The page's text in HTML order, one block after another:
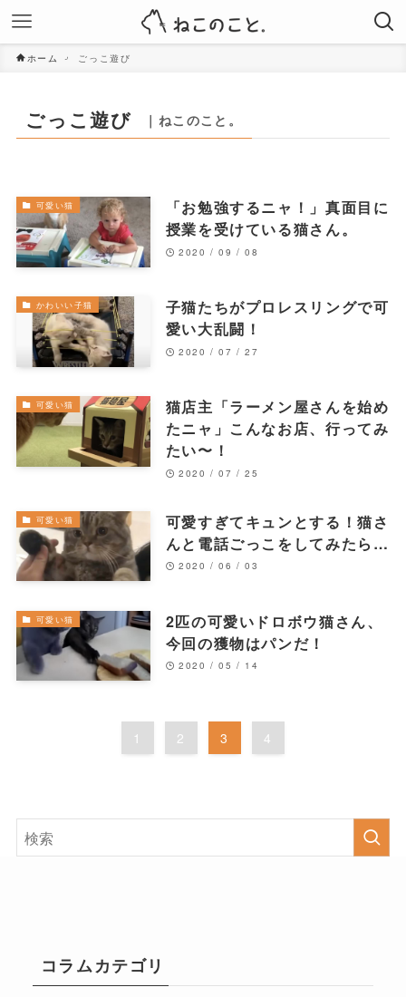
ホーム ごっこ遊び
ごっこ遊び ｜ねこのこと。
可愛い猫
「お勉強するニャ！」真面目に
授業を受けている猫さん。
2020 / 09 / 08
かわいい子猫
子猫たちがプロレスリングで可
愛い大乱闘！
2020 / 07 / 27
可愛い猫
猫店主「ラーメン屋さんを始め
たニャ」こんなお店、行ってみ
たい〜！
2020 / 07 / 25
可愛い猫
可愛すぎてキュンとする！猫さ
んと電話ごっこをしてみたら…
2020 / 06 / 03
可愛い猫
2匹の可愛いドロボウ猫さん、
今回の獲物はパンだ！
2020 / 05 / 14
1 2 3 4
コラムカテゴリ